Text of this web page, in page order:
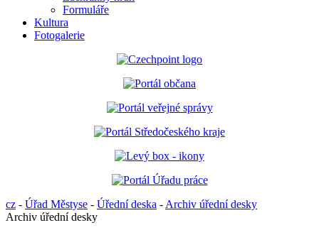
Formuláře
Kultura
Fotogalerie
cz - Úřad Městyse - Úřední deska - Archiv úřední desky
Archiv úřední desky